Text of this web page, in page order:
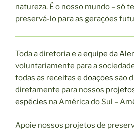
natureza. É o nosso mundo – só
preservá-lo para as gerações
Toda a diretoria e aequipe da
voluntariamente para a
todas as receitas e doações são
diretamente para nossos
espécies na América do Sul –
Apoie nossos projetos de